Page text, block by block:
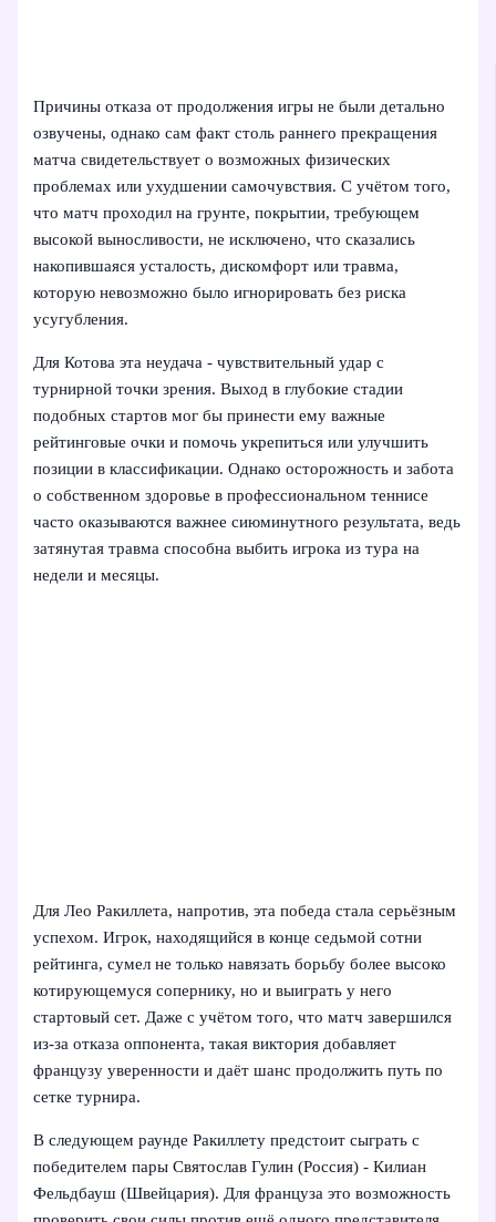
Причины отказа от продолжения игры не были детально
озвучены, однако сам факт столь раннего прекращения
матча свидетельствует о возможных физических
проблемах или ухудшении самочувствия. С учётом того,
что матч проходил на грунте, покрытии, требующем
высокой выносливости, не исключено, что сказались
накопившаяся усталость, дискомфорт или травма,
которую невозможно было игнорировать без риска
усугубления.
Для Котова эта неудача - чувствительный удар с
турнирной точки зрения. Выход в глубокие стадии
подобных стартов мог бы принести ему важные
рейтинговые очки и помочь укрепиться или улучшить
позиции в классификации. Однако осторожность и забота
о собственном здоровье в профессиональном теннисе
часто оказываются важнее сиюминутного результата, ведь
затянутая травма способна выбить игрока из тура на
недели и месяцы.
Для Лео Ракиллета, напротив, эта победа стала серьёзным
успехом. Игрок, находящийся в конце седьмой сотни
рейтинга, сумел не только навязать борьбу более высоко
котирующемуся сопернику, но и выиграть у него
стартовый сет. Даже с учётом того, что матч завершился
из-за отказа оппонента, такая виктория добавляет
французу уверенности и даёт шанс продолжить путь по
сетке турнира.
В следующем раунде Ракиллету предстоит сыграть с
победителем пары Святослав Гулин (Россия) - Килиан
Фельдбауш (Швейцария). Для француза это возможность